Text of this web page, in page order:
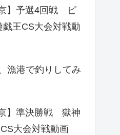
京】予選4回戦 ピ
王CS大会対戦動
漁港で釣りしてみ
】準決勝戦 獄神
大会対戦動画